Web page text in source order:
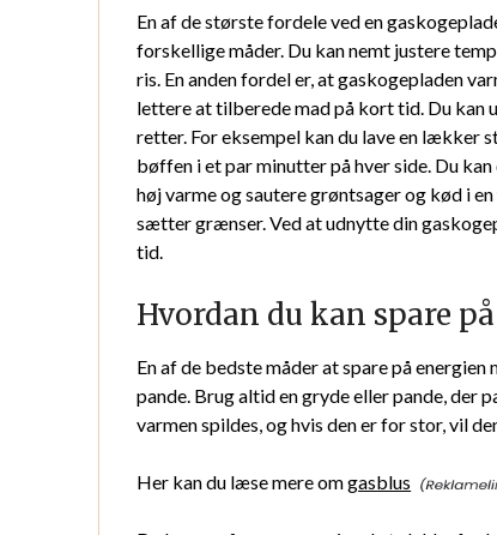
En af de største fordele ved en
forskellige måder. Du kan nemt justere
ris. En anden fordel er, at gaskogepladen
lettere at tilberede mad på kort tid. Du kan
retter. For eksempel kan du lave en lækker
bøffen i et par minutter på hver side. Du
høj varme og sautere grøntsager og kød i
sætter grænser. Ved at udnytte din
tid.
Hvordan du kan spare
En af de bedste måder at spare på
pande. Brug altid en gryde eller pande, der
varmen spildes, og hvis den er for stor, vil
Her kan du læse mere omgasblus